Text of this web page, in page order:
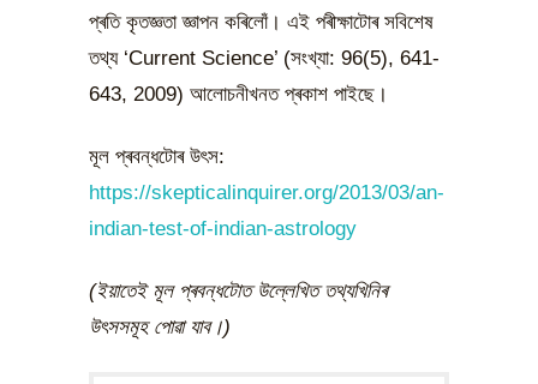
প্ৰতি কৃতজ্ঞতা জ্ঞাপন কৰিলোঁ। এই পৰীক্ষাটোৰ সবিশেষ
তথ্য ‘Current Science’ (সংখ্যা: 96(5), 641-
643, 2009) আলোচনীখনত প্ৰকাশ পাইছে।
মূল প্ৰবন্ধটোৰ উৎস:
https://skepticalinquirer.org/2013/03/an-
indian-test-of-indian-astrology
(ইয়াতেই মূল প্ৰবন্ধটোত উল্লেখিত তথ্যখিনিৰ
উৎসসমূহ পোৱা যাব।)